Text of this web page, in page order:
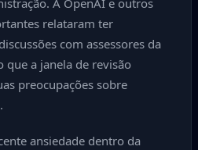
A OpenAI e outros
relataram ter
com assessores da
que a janela de revisão
preocupações sobre
ansiedade dentro da